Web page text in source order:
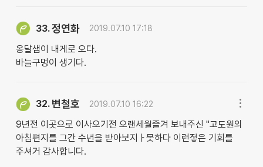
33.정연화 2019.07.10 17:18
옹달샘이 내게로 오다.
바늘구멍이 생기다.
32. 변철호 2019.07.10 16:22
9년전 이곳으로 이사오기전 오랜세월즐겨 보내주신 "고도원의
아침편지를 그간 수년을 받아보지ㅏ못하다 이런젛은 기회를
주셔거 감사합니다.